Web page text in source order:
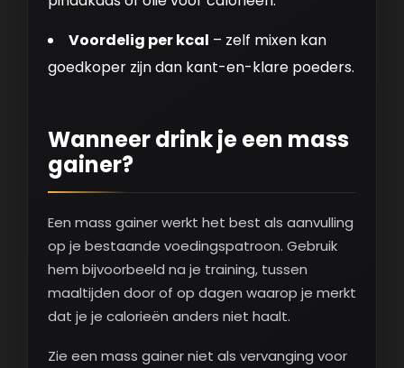
Voordelig per kcal – zelf mixen kan
goedkoper zijn dan kant-en-klare poeders.
Wanneer drink je een mass
gainer?
Een mass gainer werkt het best als aanvulling
op je bestaande voedingspatroon. Gebruik
hem bijvoorbeeld na je training, tussen
maaltijden door of op dagen waarop je merkt
dat je je calorieën anders niet haalt.
Zie een mass gainer niet als vervanging voor